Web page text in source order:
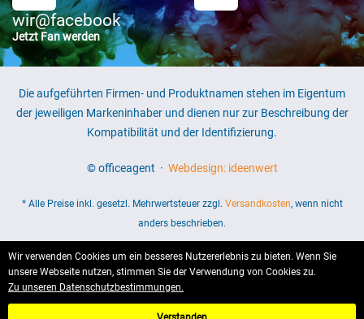
wir@facebook
Jetzt Fan werden
Die aufgeführten Firmen- und Produktnamen stehen im Eigentum
der jeweiligen Markeninhaber und dienen nur zur Beschreibung der
Kompatibilität und der Identifizierung.
© officeagent · Webdesign: ideenwert
* Alle Preise inkl. gesetzl. Mehrwertsteuer zzgl. Versandkosten, wenn nicht
anders beschrieben.
Wir verwenden Cookies um ein besseres Nutzererlebnis zu bieten. Wenn Sie
unsere Webseite nutzen, stimmen Sie der Verwendung von Cookies zu.
Zu unseren Datenschutzbestimmungen.